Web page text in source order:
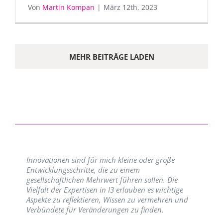
Von Martin Kompan | März 12th, 2023
MEHR BEITRÄGE LADEN
Innovationen sind für mich kleine oder große
Entwicklungsschritte, die zu einem
gesellschaftlichen Mehrwert führen sollen. Die
Vielfalt der Expertisen in I3 erlauben es wichtige
Aspekte zu reflektieren, Wissen zu vermehren und
Verbündete für Veränderungen zu finden.